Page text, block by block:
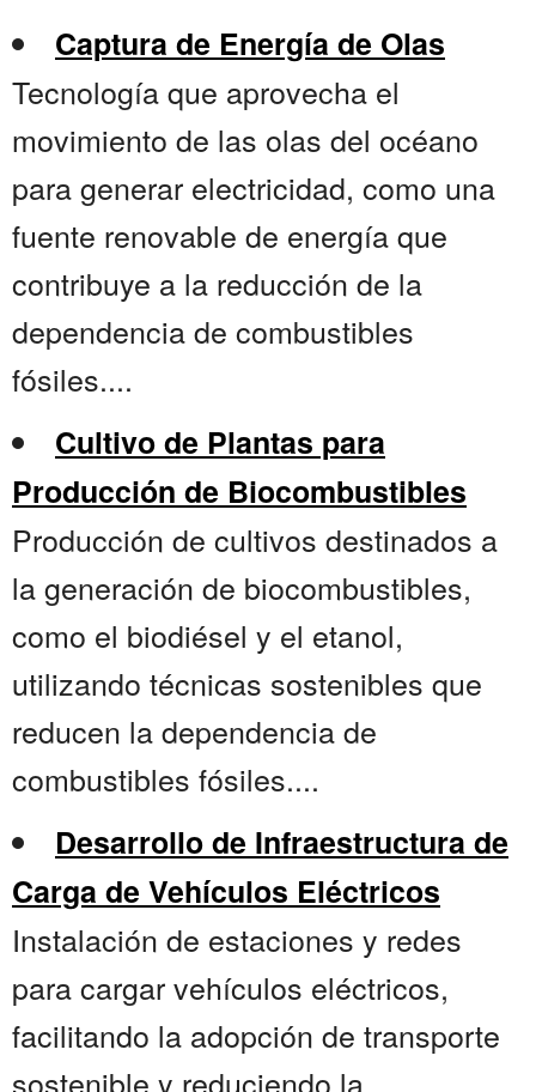
Captura de Energía de Olas
Tecnología que aprovecha el
movimiento de las olas del océano
para generar electricidad, como una
fuente renovable de energía que
contribuye a la reducción de la
dependencia de combustibles
fósiles....
Cultivo de Plantas para
Producción de Biocombustibles
Producción de cultivos destinados a
la generación de biocombustibles,
como el biodiésel y el etanol,
utilizando técnicas sostenibles que
reducen la dependencia de
combustibles fósiles....
Desarrollo de Infraestructura de
Carga de Vehículos Eléctricos
Instalación de estaciones y redes
para cargar vehículos eléctricos,
facilitando la adopción de transporte
sostenible y reduciendo la